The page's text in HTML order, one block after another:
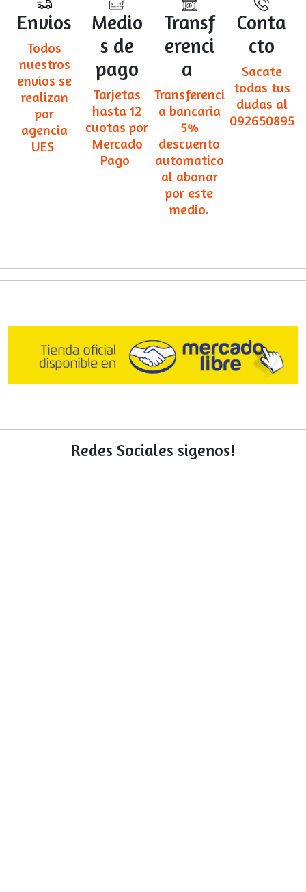
Envios
Todos
nuestros
envios se
realizan
por
agencia
UES
Medio
s de
pago
Tarjetas
hasta 12
cuotas por
Mercado
Pago
Transf
erenci
a
Transferenci
a bancaria
5%
descuento
automatico
al abonar
por este
medio.
Conta
cto
Sacate
todas tus
dudas al
092650895
Redes Sociales sigenos!